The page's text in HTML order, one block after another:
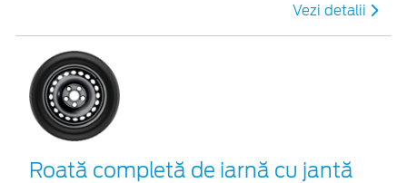
Vezi detalii
Roată completă de iarnă cu jantă